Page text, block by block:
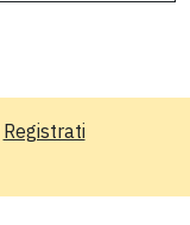
Registrati